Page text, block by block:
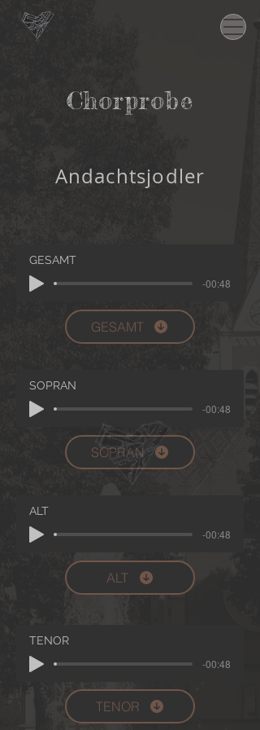
Chorprobe
Andachtsjodler
GESAMT
-00:48
GESAMT
SOPRAN
-00:48
SOPRAN
ALT
-00:48
ALT
TENOR
-00:48
TENOR